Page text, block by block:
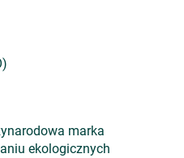
marka
ekologicznych